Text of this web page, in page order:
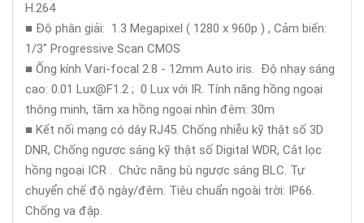
H.264
■ Độ phân giải: 1.3 Megapixel ( 1280 x 960p ) , Cảm biến:
1/3" Progressive Scan CMOS
■ Ống kính Vari-focal 2.8 - 12mm Auto iris. Độ nhạy sáng
cao: 0.01 Lux@F1.2 ; 0 Lux với IR. Tính năng hồng ngoại
thông minh, tầm xa hồng ngoại nhìn đêm: 30m
■ Kết nối mạng có dây RJ45. Chống nhiễu kỹ thật số 3D
DNR, Chống ngược sáng kỹ thật số Digital WDR, Cắt lọc
hồng ngoại ICR . Chức năng bù ngược sáng BLC. Tự
chuyển chế độ ngày/đêm. Tiêu chuẩn ngoài trời: IP66.
Chống va đập.